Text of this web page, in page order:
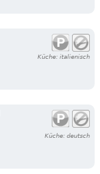
Küche: italienisch
Küche: deutsch